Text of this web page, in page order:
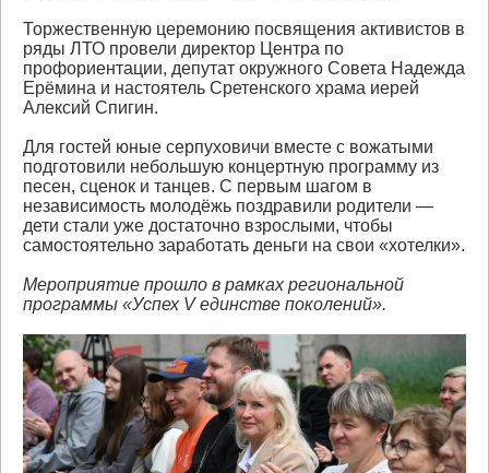
Торжественную церемонию посвящения активистов в
ряды ЛТО провели директор Центра по
профориентации, депутат окружного Совета Надежда
Ерёмина и настоятель Сретенского храма иерей
Алексий Спигин.
Для гостей юные серпуховичи вместе с вожатыми
подготовили небольшую концертную программу из
песен, сценок и танцев. С первым шагом в
независимость молодёжь поздравили родители —
дети стали уже достаточно взрослыми, чтобы
самостоятельно заработать деньги на свои «хотелки».
Мероприятие прошло в рамках региональной
программы «Успех V единстве поколений».